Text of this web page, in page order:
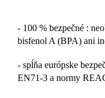
- 100 % bezpečné :
bisfenol A (BPA) ani
- spĺňa európske
EN71-3 a normy